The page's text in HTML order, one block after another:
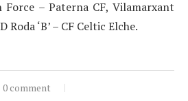
Force – Paterna CF, Vilamarxant
Roda ‘B’ – CF Celtic Elche.
0 comment